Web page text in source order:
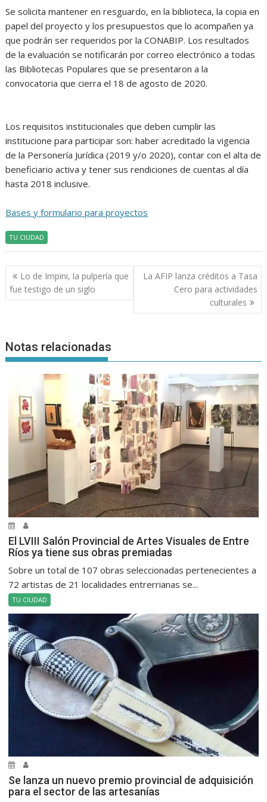
Se solicita mantener en resguardo, en la biblioteca, la copia en
papel del proyecto y los presupuestos que lo acompañen ya
que podrán ser requeridos por la CONABIP. Los resultados
de la evaluación se notificarán por correo electrónico a todas
las Bibliotecas Populares que se presentaron a la
convocatoria que cierra el 18 de agosto de 2020.
Los requisitos institucionales que deben cumplir las
institucione para participar son: haber acreditado la vigencia
de la Personería Jurídica (2019 y/o 2020), contar con el alta de
beneficiario activa y tener sus rendiciones de cuentas al día
hasta 2018 inclusive.
Bases y formulario para proyectos
TU CIUDAD
Navegación
de
entradas
Lo de Impini, la pulpería que
fue testigo de un siglo
La AFIP lanza créditos a Tasa
Cero para actividades
culturales
Notas relacionadas
El LVIII Salón Provincial de Artes Visuales de Entre
Ríos ya tiene sus obras premiadas
Sobre un total de 107 obras seleccionadas pertenecientes a
72 artistas de 21 localidades entrerrianas se...
TU CIUDAD
Se lanza un nuevo premio provincial de adquisición
para el sector de las artesanías